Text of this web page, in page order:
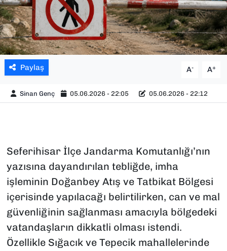
Paylaş A- A+
Sinan Genç 05.06.2026 - 22:05 05.06.2026 - 22:12
Seferihisar İlçe Jandarma Komutanlığı’nın
yazısına dayandırılan tebliğde, imha
işleminin Doğanbey Atış ve Tatbikat Bölgesi
içerisinde yapılacağı belirtilirken, can ve mal
güvenliğinin sağlanması amacıyla bölgedeki
vatandaşların dikkatli olması istendi.
Özellikle Sığacık ve Tepecik mahallelerinde
YAŞAM
YEREL YÖNETİMLER